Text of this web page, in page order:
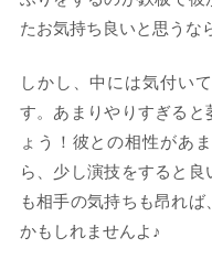
たお気持ち良いと思うな
しかし、中には気付い
す。あまりやりすぎると
ょう！彼との相性があ
ら、少し演技をすると
も相手の気持ちも昂れ
かもしれませんよ♪